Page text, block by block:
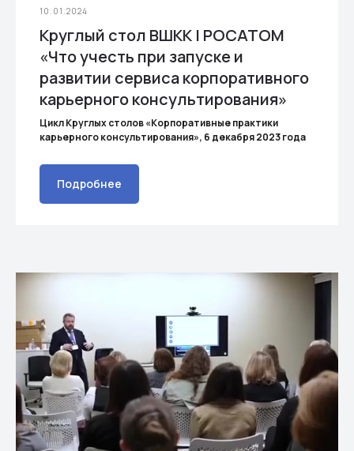
10.01.2024
Круглый стол ВШКК | РОСАТОМ
«Что учесть при запуске и
развитии сервиса корпоративного
карьерного консультирования»
Цикл Круглых столов «Корпоративные практики
карьерного консультирования», 6 декабря 2023 года
Подробнее